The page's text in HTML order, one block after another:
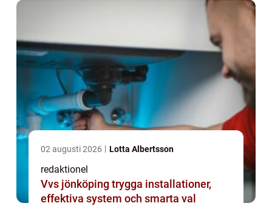
02 augusti 2026 Lotta Albertsson
redaktionel
Vvs jönköping trygga installationer,
effektiva system och smarta val